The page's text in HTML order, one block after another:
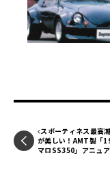
スポーティネス最高
が美しい！AMT製「
マロSS350」アニュ